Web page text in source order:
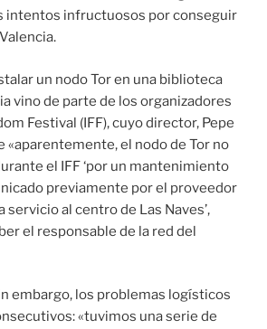
intentos infructuosos por conseguir
un nodo Tor en una biblioteca
vino de parte de los organizadores
Festival (IFF), cuyo director, Pepe
«aparentemente, el nodo de Tor no
el IFF ‘por un mantenimiento
previamente por el proveedor
servicio al centro de Las Naves’,
el responsable de la red del
embargo, los problemas logísticos
«tuvimos una serie de